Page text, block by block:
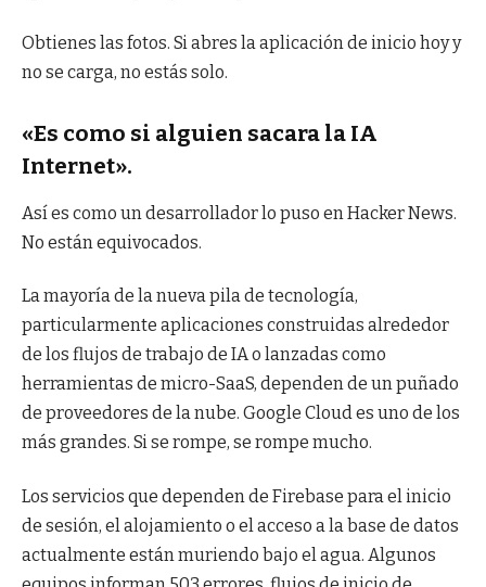
Obtienes las fotos. Si abres la aplicación de inicio hoy y
no se carga, no estás solo.
«Es como si alguien sacara la IA
Internet».
Así es como un desarrollador lo puso en Hacker News.
No están equivocados.
La mayoría de la nueva pila de tecnología,
particularmente aplicaciones construidas alrededor
de los flujos de trabajo de IA o lanzadas como
herramientas de micro-SaaS, dependen de un puñado
de proveedores de la nube. Google Cloud es uno de los
más grandes. Si se rompe, se rompe mucho.
Los servicios que dependen de Firebase para el inicio
de sesión, el alojamiento o el acceso a la base de datos
actualmente están muriendo bajo el agua. Algunos